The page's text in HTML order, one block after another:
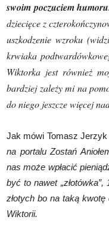
swoim poczuciem
dziecięce z
uszkodzenie wzroku
krwiaka
Wiktorka jest również
bardziej zależy mi na
do niego jeszcze więcej
Jak mówi Tomasz
na portalu Zostań
nas może wpłacić
być to nawet
złotych bo na taką
Wiktorii.